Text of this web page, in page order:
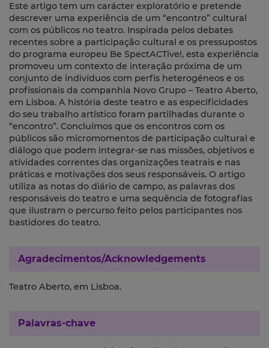
Este artigo tem um carácter exploratório e pretende
descrever uma experiência de um “encontro” cultural
com os públicos no teatro. Inspirada pelos debates
recentes sobre a participação cultural e os pressupostos
do programa europeu Be SpectACTive!, esta experiência
promoveu um contexto de interação próxima de um
conjunto de indivíduos com perfis heterogéneos e os
profissionais da companhia Novo Grupo – Teatro Aberto,
em Lisboa. A história deste teatro e as especificidades
do seu trabalho artístico foram partilhadas durante o
“encontro”. Concluímos que os encontros com os
públicos são micromomentos de participação cultural e
diálogo que podem integrar-se nas missões, objetivos e
atividades correntes das organizações teatrais e nas
práticas e motivações dos seus responsáveis. O artigo
utiliza as notas do diário de campo, as palavras dos
responsáveis do teatro e uma sequência de fotografias
que ilustram o percurso feito pelos participantes nos
bastidores do teatro.
Agradecimentos/Acknowledgements
Teatro Aberto, em Lisboa.
Palavras-chave